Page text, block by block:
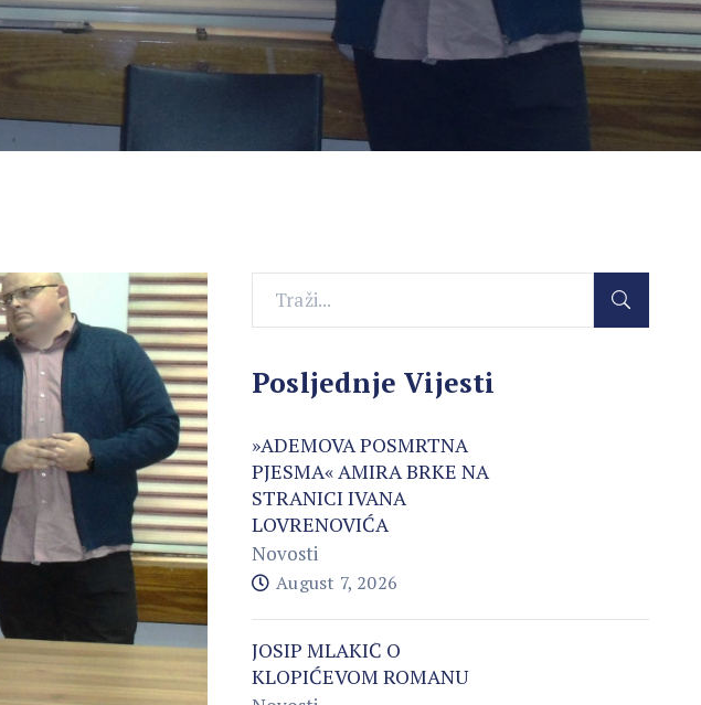
Posljednje Vijesti
»ADEMOVA POSMRTNA
PJESMA« AMIRA BRKE NA
STRANICI IVANA
LOVRENOVIĆA
Novosti
August 7, 2026
JOSIP MLAKIĆ O
KLOPIĆEVOM ROMANU